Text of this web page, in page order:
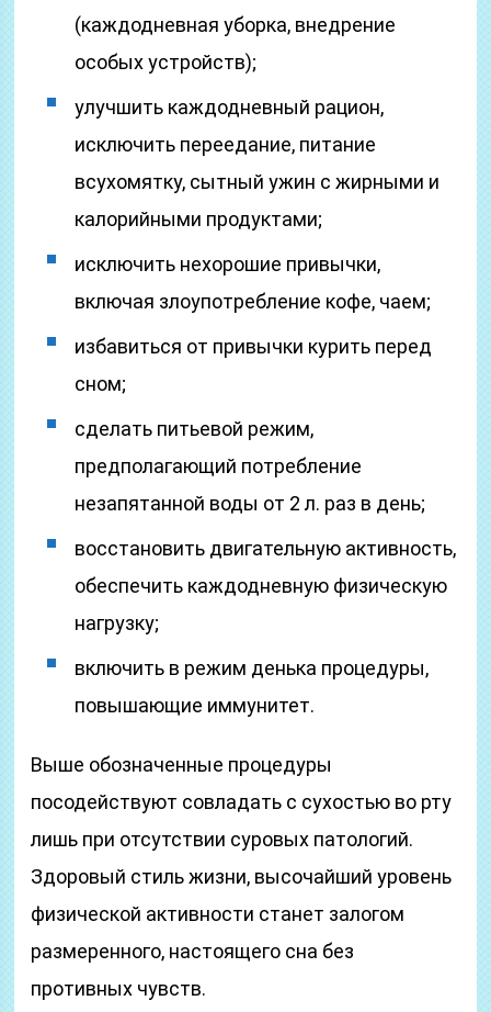
(каждодневная уборка, внедрение
особых устройств);
улучшить каждодневный рацион,
исключить переедание, питание
всухомятку, сытный ужин с жирными и
калорийными продуктами;
исключить нехорошие привычки,
включая злоупотребление кофе, чаем;
избавиться от привычки курить перед
сном;
сделать питьевой режим,
предполагающий потребление
незапятанной воды от 2 л. раз в день;
восстановить двигательную активность,
обеспечить каждодневную физическую
нагрузку;
включить в режим денька процедуры,
повышающие иммунитет.
Выше обозначенные процедуры
посодействуют совладать с сухостью во рту
лишь при отсутствии суровых патологий.
Здоровый стиль жизни, высочайший уровень
физической активности станет залогом
размеренного, настоящего сна без
противных чувств.